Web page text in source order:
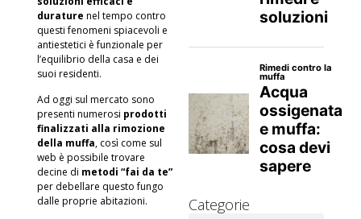
durature nel tempo contro
questi fenomeni spiacevoli e
antiestetici è funzionale per
l’equilibrio della casa e dei
suoi residenti.
Ad oggi sul mercato sono
presenti numerosi prodotti
finalizzati alla rimozione
della muffa, così come sul
web è possibile trovare
decine di metodi “fai da te”
per debellare questo fungo
dalle proprie abitazioni.
Categorie